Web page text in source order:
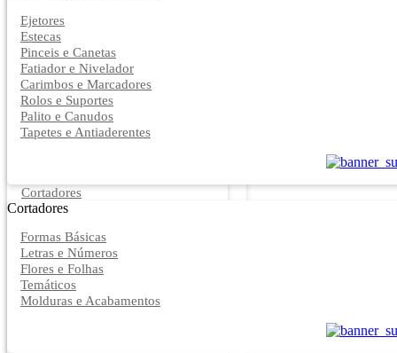
Ejetores
Estecas
Pinceis e Canetas
Fatiador e Nivelador
Carimbos e Marcadores
Rolos e Suportes
Palito e Canudos
Tapetes e Antiaderentes
Cortadores
Cortadores
Formas Básicas
Letras e Números
Flores e Folhas
Temáticos
Molduras e Acabamentos